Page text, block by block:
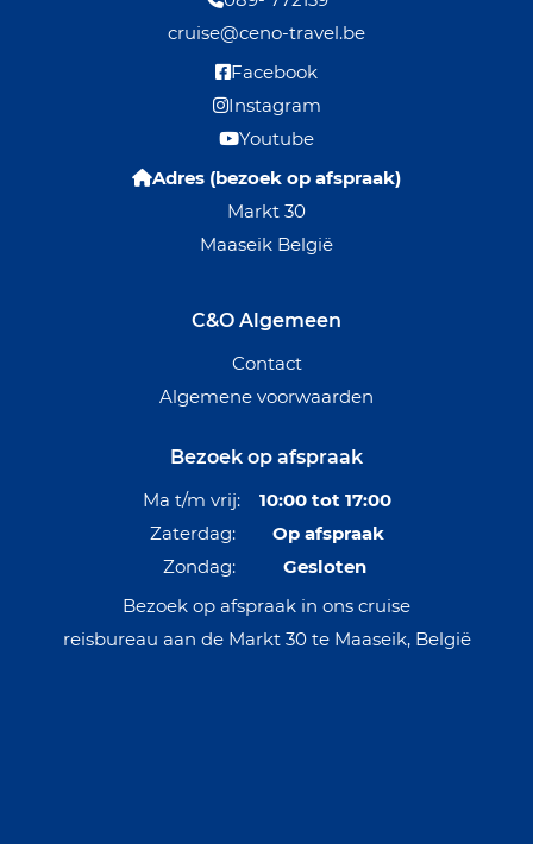
cruise@ceno-travel.be
Facebook
Instagram
Youtube
Adres (bezoek op afspraak)
Markt 30
Maaseik België
C&O Algemeen
Contact
Algemene voorwaarden
Bezoek op afspraak
Ma t/m vrij: 10:00 tot 17:00
Zaterdag: Op afspraak
Zondag: Gesloten
Bezoek op afspraak in ons cruise
reisbureau aan de Markt 30 te Maaseik, België